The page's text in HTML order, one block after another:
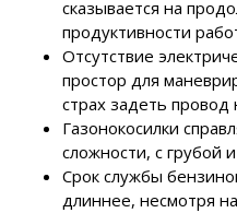
сказывается на
продуктивности
Отсутствие
простор для
страх задеть провод
Газонокосилки
сложности, с грубой
Срок службы
длиннее, несмотря